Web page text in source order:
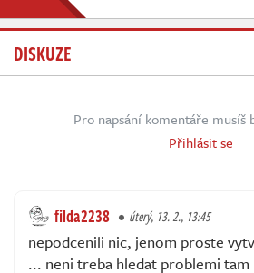
DISKUZE
Pro napsání komentáře musíš
Přihlásit se
filda2238 úterý, 13. 2., 13:45
nepodcenili nic, jenom proste
... neni treba hledat problemi tam